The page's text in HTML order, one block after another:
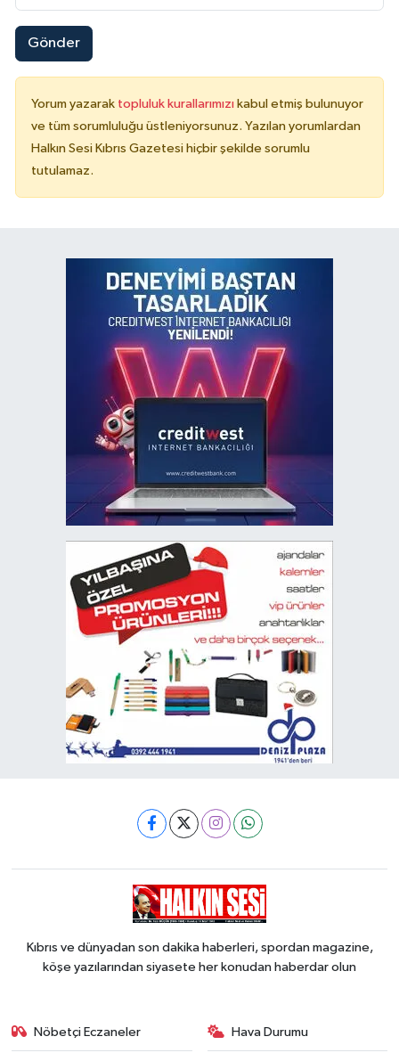
Gönder
Yorum yazarak topluluk kurallarımızı kabul etmiş bulunuyor
ve tüm sorumluluğu üstleniyorsunuz. Yazılan yorumlardan
Halkın Sesi Kıbrıs Gazetesi hiçbir şekilde sorumlu
tutulamaz.
Kıbrıs ve dünyadan son dakika haberleri, spordan magazine,
köşe yazılarından siyasete her konudan haberdar olun
Nöbetçi Eczaneler Hava Durumu